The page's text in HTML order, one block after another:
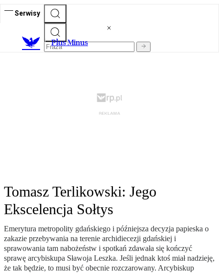
Serwisy
Plus Minus
Tomasz Terlikowski: Jego
Ekscelencja Sołtys
Emerytura metropolity gdańskiego i późniejsza decyzja papieska o
zakazie przebywania na terenie archidiecezji gdańskiej i
sprawowania tam nabożeństw i spotkań zdawała się kończyć
sprawę arcybiskupa Sławoja Leszka. Jeśli jednak ktoś miał nadzieję,
że tak będzie, to musi być obecnie rozczarowany. Arcybiskup